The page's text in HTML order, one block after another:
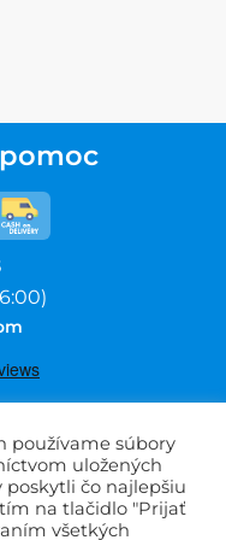
údajov
používame súbory
uložených
poskytli čo najlepšiu
na tlačidlo "Prijať
všetkých